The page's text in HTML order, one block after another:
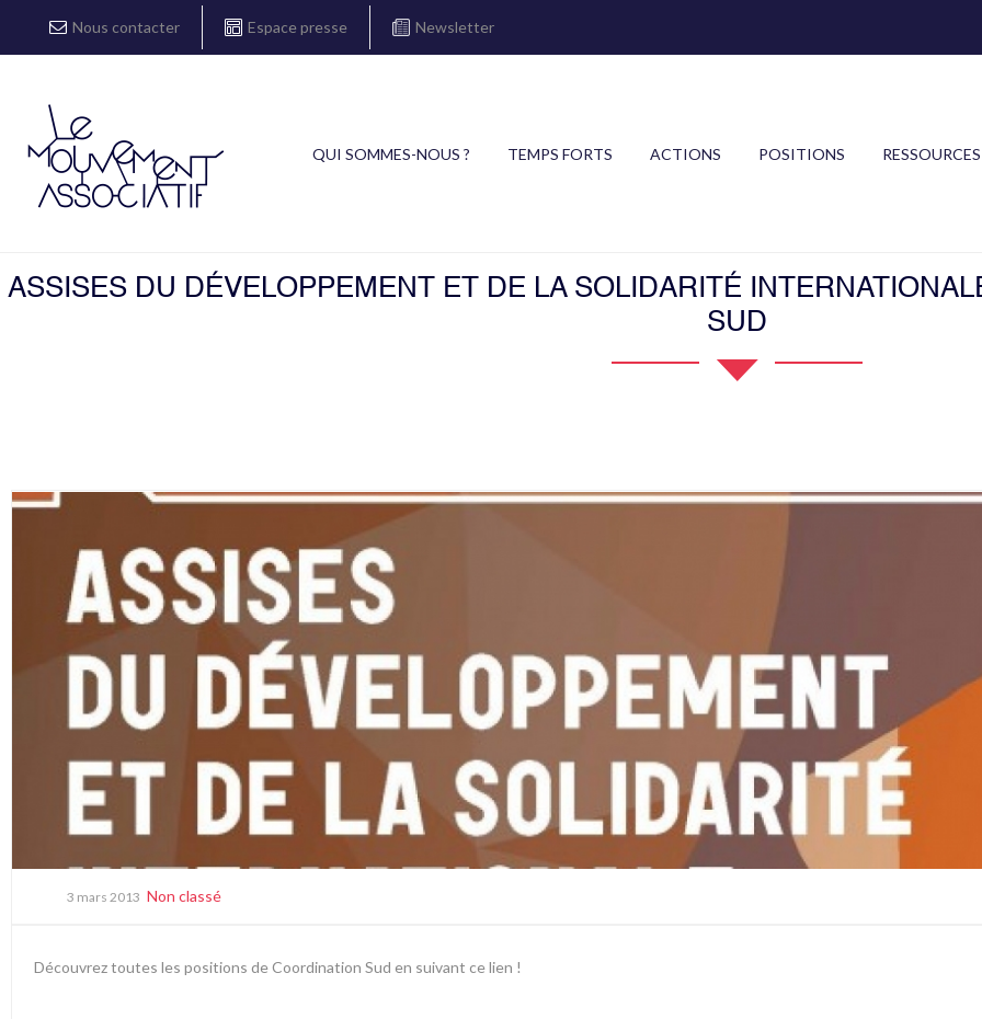
Nous contacter Espace presse Newsletter
QUI SOMMES-NOUS ? TEMPS FORTS ACTIONS POSITIONS RESSOURCES
ASSISES DU DÉVELOPPEMENT ET DE LA SOLIDARITÉ
SUD
3 mars 2013 Non classé
Découvrez toutes les positions de Coordination Sud en suivant ce lien !